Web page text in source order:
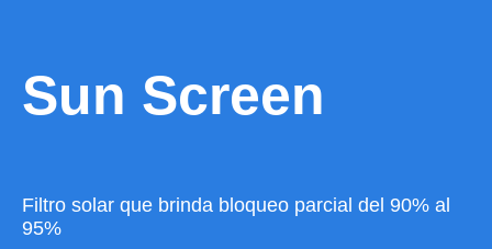
Sun Screen
Filtro solar que brinda bloqueo parcial del 90% al
95%